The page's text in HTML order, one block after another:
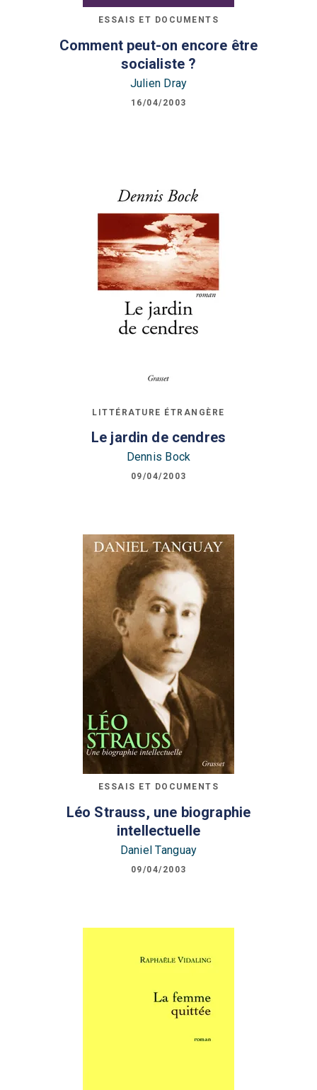
ESSAIS ET DOCUMENTS
Comment peut-on encore être
socialiste ?
Julien Dray
16/04/2003
LITTÉRATURE ÉTRANGÈRE
Le jardin de cendres
Dennis Bock
09/04/2003
ESSAIS ET DOCUMENTS
Léo Strauss, une biographie
intellectuelle
Daniel Tanguay
09/04/2003